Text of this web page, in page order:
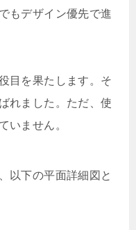
もデザイン優先で進
目を果たします。そ
れました。ただ、使
いません。
以下の平面詳細図と